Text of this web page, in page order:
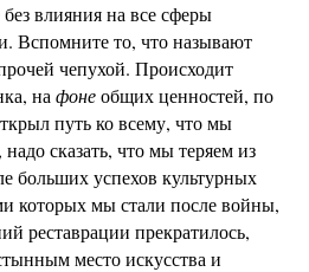
влияния на все сферы
Вспомните то, что называют
чепухой. Происходит
на фонеобщих ценностей, по
путь ко всему, что мы
сказать, что мы теряем из
больших успехов культурных
которых мы стали после войны,
реставрации прекратилось,
место искусства и